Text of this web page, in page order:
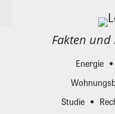
Fakten und
Energie
Studie